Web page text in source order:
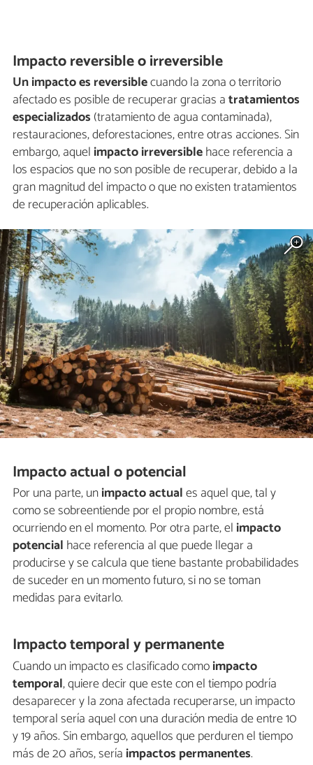
Impacto reversible o irreversible
Un impacto es reversiblecuando la zona o territorio
afectado es posible de recuperar gracias atratamientos
especializados (tratamiento de agua contaminada),
restauraciones, deforestaciones, entre otras acciones. Sin
embargo, aquel impacto irreversiblehace referencia a
los espacios que no son posible de recuperar, debido a la
gran magnitud del impacto o que no existen tratamientos
de recuperación aplicables.
Impacto actual o potencial
Por una parte, unimpacto actuales aquel que, tal y
como se sobreentiende por el propio nombre, está
ocurriendo en el momento. Por otra parte, el impacto
potencial hace referencia al que puede llegar a
producirse y se calcula que tiene bastante probabilidades
de suceder en un momento futuro, si no se toman
medidas para evitarlo.
Impacto temporal y permanente
Cuando un impacto es clasificado comoimpacto
temporal, quiere decir que este con el tiempo podría
desaparecer y la zona afectada recuperarse, un impacto
temporal sería aquel con una duración media de entre 10
y 19 años. Sin embargo, aquellos que perduren el tiempo
más de 20 años, sería impactos permanentes.